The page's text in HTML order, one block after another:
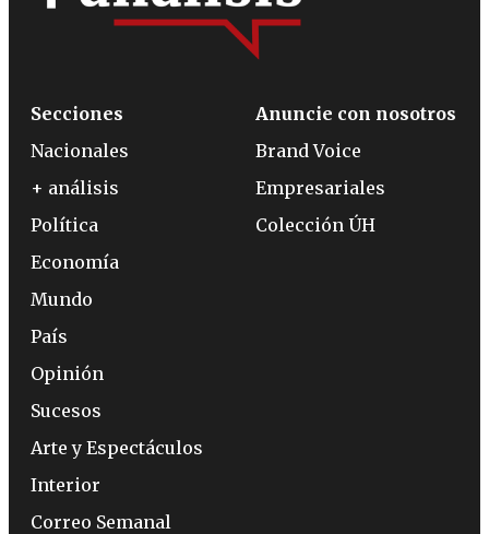
Secciones
Nacionales
+ análisis
Política
Economía
Mundo
País
Opinión
Sucesos
Arte y Espectáculos
Interior
Correo Semanal
Anuncie con nosotros
Brand Voice
Empresariales
Colección ÚH